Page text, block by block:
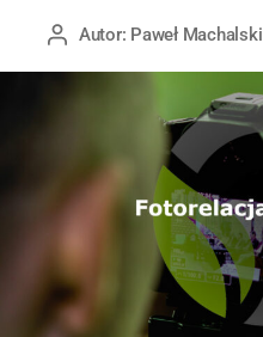
Autor: Paweł Machalski